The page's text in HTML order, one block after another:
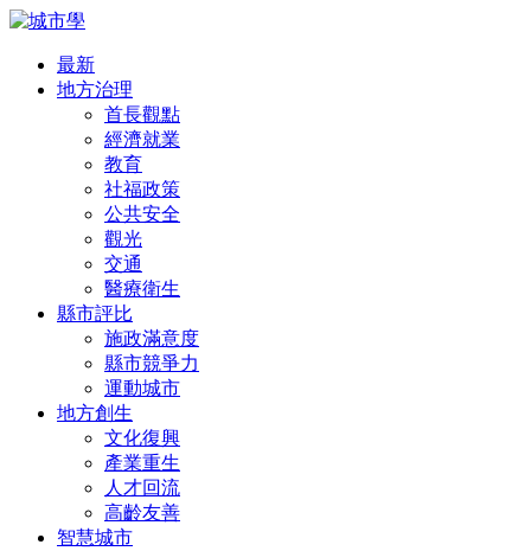
最新
地方治理
首長觀點
經濟就業
教育
社福政策
公共安全
觀光
交通
醫療衛生
縣市評比
施政滿意度
縣市競爭力
運動城市
地方創生
文化復興
產業重生
人才回流
高齡友善
智慧城市